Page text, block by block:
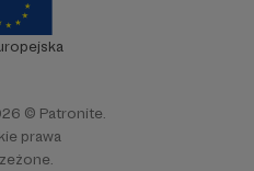
© Patronite.
prawa